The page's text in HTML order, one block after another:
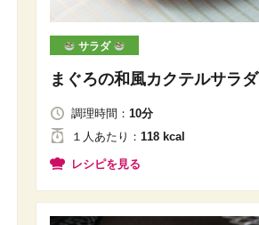
サラダ
まぐろの和風カクテルサラダ
調理時間： 10分
１人 あたり ： 118 kcal
レシピを見る